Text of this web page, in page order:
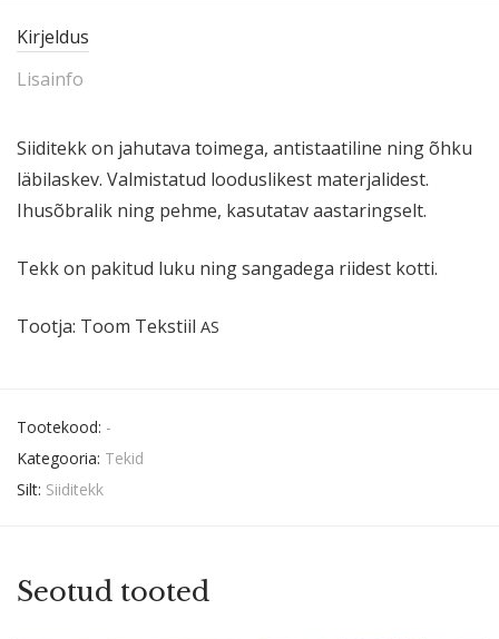
Kirjeldus
Lisainfo
Siiditekk on jahutava toimega, antistaa­tiline ning õhku
läbilaskev. Valmis­tatud loodus­likest mater­ja­lidest.
Ihusõb­ralik ning pehme, kasutatav aastaringselt.
Tekk on pakitud luku ning sangadega riidest kotti.
Tootja: Toom Tekstiil AS
Tootekood: -
Kategooria: Tekid
Silt: Siiditekk
Seotud tooted